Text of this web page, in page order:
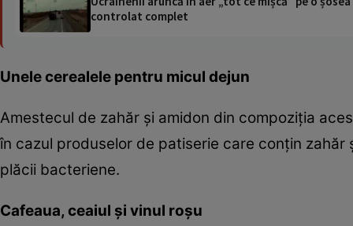
controlat complet
Unele cerealele pentru micul dejun
Amestecul de zahăr şi amidon din compoziţia
în cazul produselor de patiserie care conţin
plăcii bacteriene.
Cafeaua, ceaiul şi vinul roşu